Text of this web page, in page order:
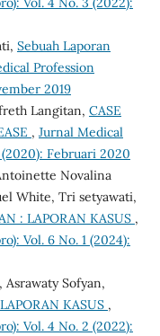
Sebuah Laporan
Profession
2019
Langitan, CASE
, Jurnal Medical
Februari 2020
Novalina
White, Tri setyawati,
: LAPORAN KASUS ,
Vol. 6 No. 1 (2024):
Sofyan,
KASUS ,
Vol. 4 No. 2 (2022):